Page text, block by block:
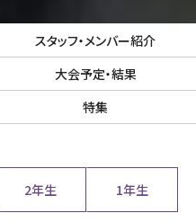
スタッフ・メンバー紹介
大会予定・結果
特集
2年生 1年生